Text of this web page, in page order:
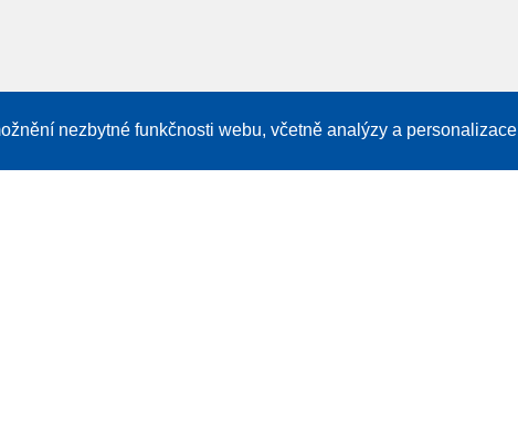
nezbytné funkčnosti webu, včetně analýzy a